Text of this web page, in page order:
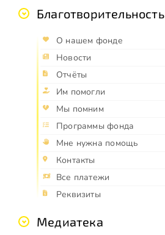
Благотворительность
О нашем фонде
Новости
Отчёты
Им помогли
Мы помним
Программы фонда
Мне нужна помощь
Контакты
Все платежи
Реквизиты
Медиатека